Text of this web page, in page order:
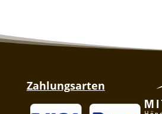
Zahlungsarten